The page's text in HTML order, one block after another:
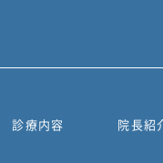
診療内容 院長紹